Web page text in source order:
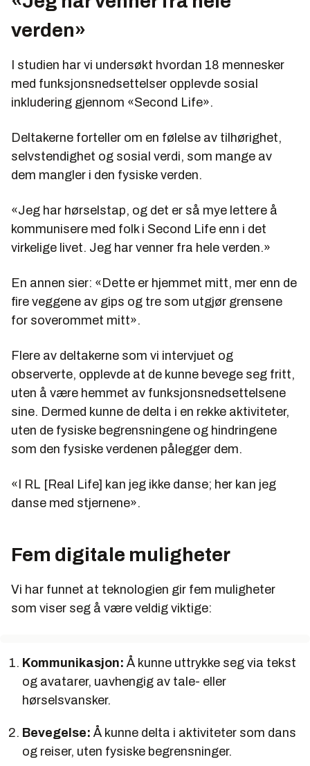
verden»
I studien har vi undersøkt hvordan 18 mennesker
med funksjonsnedsettelser opplevde sosial
inkludering gjennom «Second Life».
Deltakerne forteller om en følelse av tilhørighet,
selvstendighet og sosial verdi, som mange av
dem mangler i den fysiske verden.
«Jeg har hørselstap, og det er så mye lettere å
kommunisere med folk i Second Life enn i det
virkelige livet. Jeg har venner fra hele verden.»
En annen sier: «Dette er hjemmet mitt, mer enn de
fire veggene av gips og tre som utgjør grensene
for soverommet mitt».
Flere av deltakerne som vi intervjuet og
observerte, opplevde at de kunne bevege seg fritt,
uten å være hemmet av funksjonsnedsettelsene
sine. Dermed kunne de delta i en rekke aktiviteter,
uten de fysiske begrensningene og hindringene
som den fysiske verdenen pålegger dem.
«I RL [Real Life] kan jeg ikke danse; her kan jeg
danse med stjernene».
Fem digitale muligheter
Vi har funnet at teknologien gir fem muligheter
som viser seg å være veldig viktige:
Kommunikasjon: Å kunne uttrykke seg via tekst
og avatarer, uavhengig av tale- eller
hørselsvansker.
Bevegelse: Å kunne delta i aktiviteter som dans
og reiser, uten fysiske begrensninger.